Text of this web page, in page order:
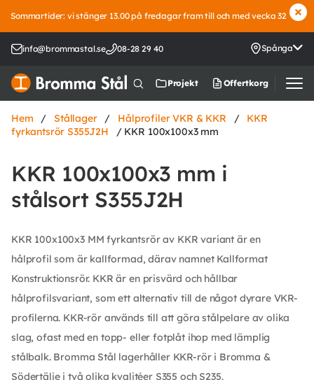
Sommartider: vi stänger 13.00 på fredagar fram till och med vecka 32
info@brommastal.se 08-28 29 40 Spånga
Projekt Offertkorg
Hem / Stållager / Hålprofiler VKR & KKR /
KKR
fyrkantsrör S355J2H
/ KKR 100x100x3 mm
KKR 100x100x3 mm i
stålsort S355J2H
KKR 100x100x3 MM fyrkantsrör av KKR variant är en
hålprofil som är kallformad, därav namnet Kallformat
Konstruktionsrör. KKR är en prisvärd och hållbar
hålprofilsvariant, som ett alternativ till de något dyrare VKR-
profilerna. KKR-rör används till att göra stålpelare av olika
slag, ofast med en topp- eller fotplåt ihop med lämplig
stålbalk. Bromma Stål lagerhåller KKR-rör i Bromma &
Södertälje i två olika kvalitéer S355 och S235.